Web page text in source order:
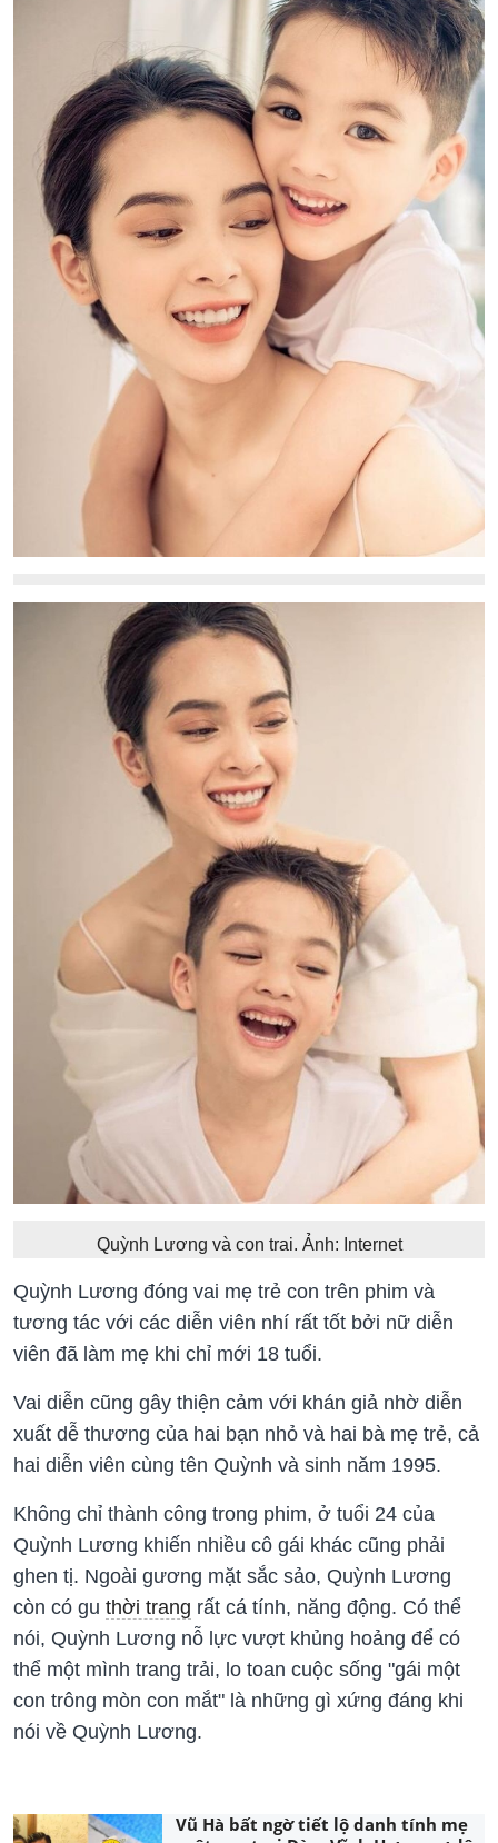
Quỳnh Lương và con trai. Ảnh: Internet
Quỳnh Lương đóng vai mẹ trẻ con trên phim và
tương tác với các diễn viên nhí rất tốt bởi nữ diễn
viên đã làm mẹ khi chỉ mới 18 tuổi.
Vai diễn cũng gây thiện cảm với khán giả nhờ diễn
xuất dễ thương của hai bạn nhỏ và hai bà mẹ trẻ, cả
hai diễn viên cùng tên Quỳnh và sinh năm 1995.
Không chỉ thành công trong phim, ở tuổi 24 của
Quỳnh Lương khiến nhiều cô gái khác cũng phải
ghen tị. Ngoài gương mặt sắc sảo, Quỳnh Lương
còn có gu thời trang rất cá tính, năng động. Có thể
nói, Quỳnh Lương nỗ lực vượt khủng hoảng để có
thể một mình trang trải, lo toan cuộc sống "gái một
con trông mòn con mắt" là những gì xứng đáng khi
nói về Quỳnh Lương.
Vũ Hà bất ngờ tiết lộ danh tính mẹ